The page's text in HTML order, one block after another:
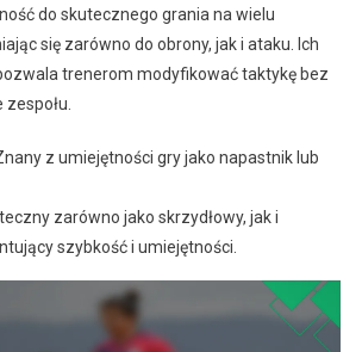
do skutecznego grania na wielu
się zarówno do obrony, jak i ataku. Ich
trenerom modyfikować taktykę bez
z umiejętności gry jako napastnik lub
zarówno jako skrzydłowy, jak i
szybkość i umiejętności.